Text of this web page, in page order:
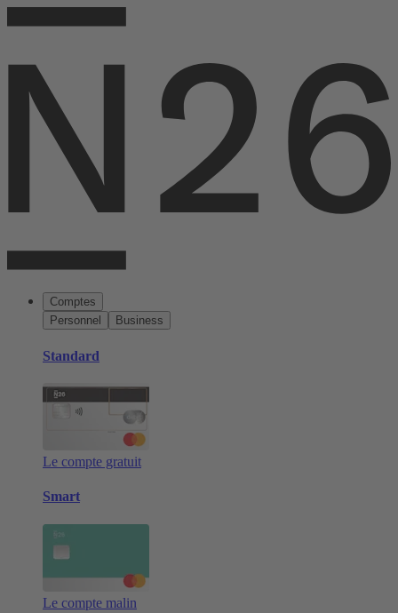
Comptes
Personnel
Business
Standard
Le compte gratuit
Smart
Le compte malin